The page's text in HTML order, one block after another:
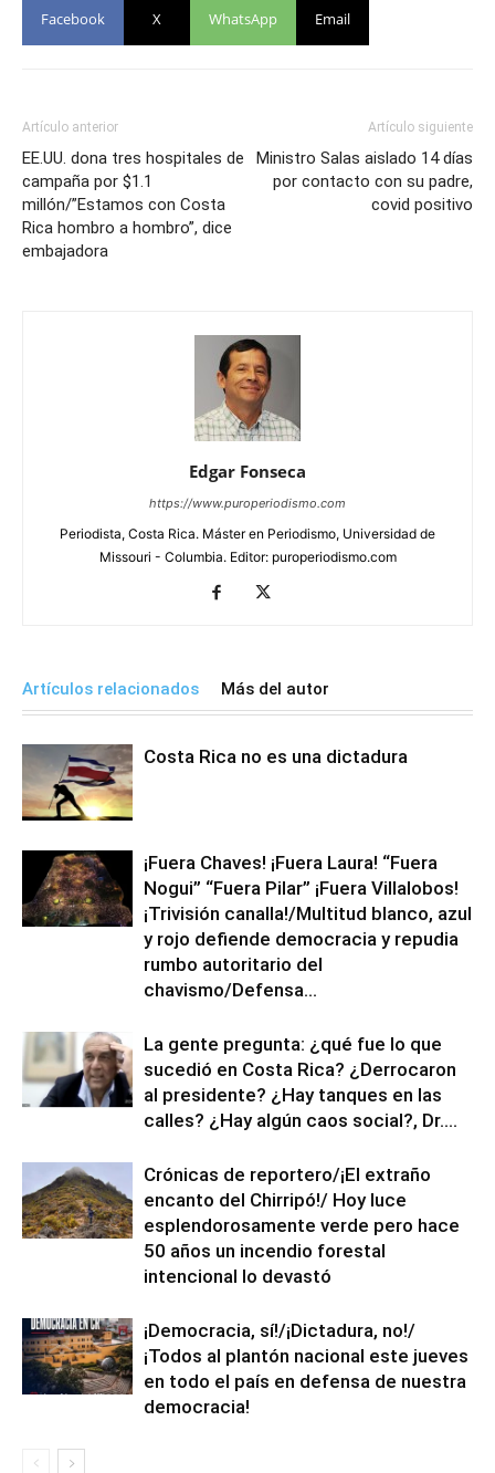
Facebook X WhatsApp Email
Artículo anterior
EE.UU. dona tres hospitales de
campaña por $1.1
millón/”Estamos con Costa
Rica hombro a hombro”, dice
embajadora
Artículo siguiente
Ministro Salas aislado 14 días
por contacto con su padre,
covid positivo
Edgar Fonseca
https://www.puroperiodismo.com
Periodista, Costa Rica. Máster en Periodismo, Universidad de
Missouri - Columbia. Editor: puroperiodismo.com
Artículos relacionados Más del autor
Costa Rica no es una dictadura
¡Fuera Chaves! ¡Fuera Laura! “Fuera
Nogui” “Fuera Pilar” ¡Fuera Villalobos!
¡Trivisión canalla!/Multitud blanco, azul
y rojo defiende democracia y repudia
rumbo autoritario del
chavismo/Defensa...
La gente pregunta: ¿qué fue lo que
sucedió en Costa Rica? ¿Derrocaron
al presidente? ¿Hay tanques en las
calles? ¿Hay algún caos social?, Dr....
Crónicas de reportero/¡El extraño
encanto del Chirripó!/ Hoy luce
esplendorosamente verde pero hace
50 años un incendio forestal
intencional lo devastó
¡Democracia, sí!/¡Dictadura, no!/
¡Todos al plantón nacional este jueves
en todo el país en defensa de nuestra
democracia!